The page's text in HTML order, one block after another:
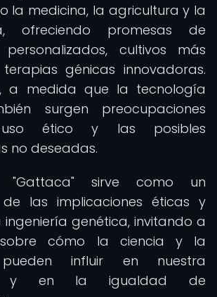
la medicina, la agricultura y la
ofreciendo promesas de
cultivos más
génicas innovadoras.
a medida que la tecnología
surgen preocupaciones
ético y las posibles
no deseadas.
"Gattaca" sirve como un
las implicaciones éticas y
ingeniería genética, invitando a
cómo la ciencia y la
influir en nuestra
y en la igualdad de